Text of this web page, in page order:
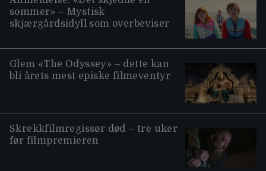
sommer» – Mystisk
skjærgårdsidyll som overbeviser
Glem «The Odyssey» – dette kan
bli årets mest episke filmeventyr
Skrekkfilmregissør død – tre uker
før filmpremieren